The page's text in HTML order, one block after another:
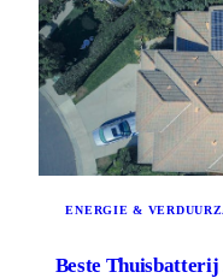
ENERGIE &
Beste Thuisbatterij